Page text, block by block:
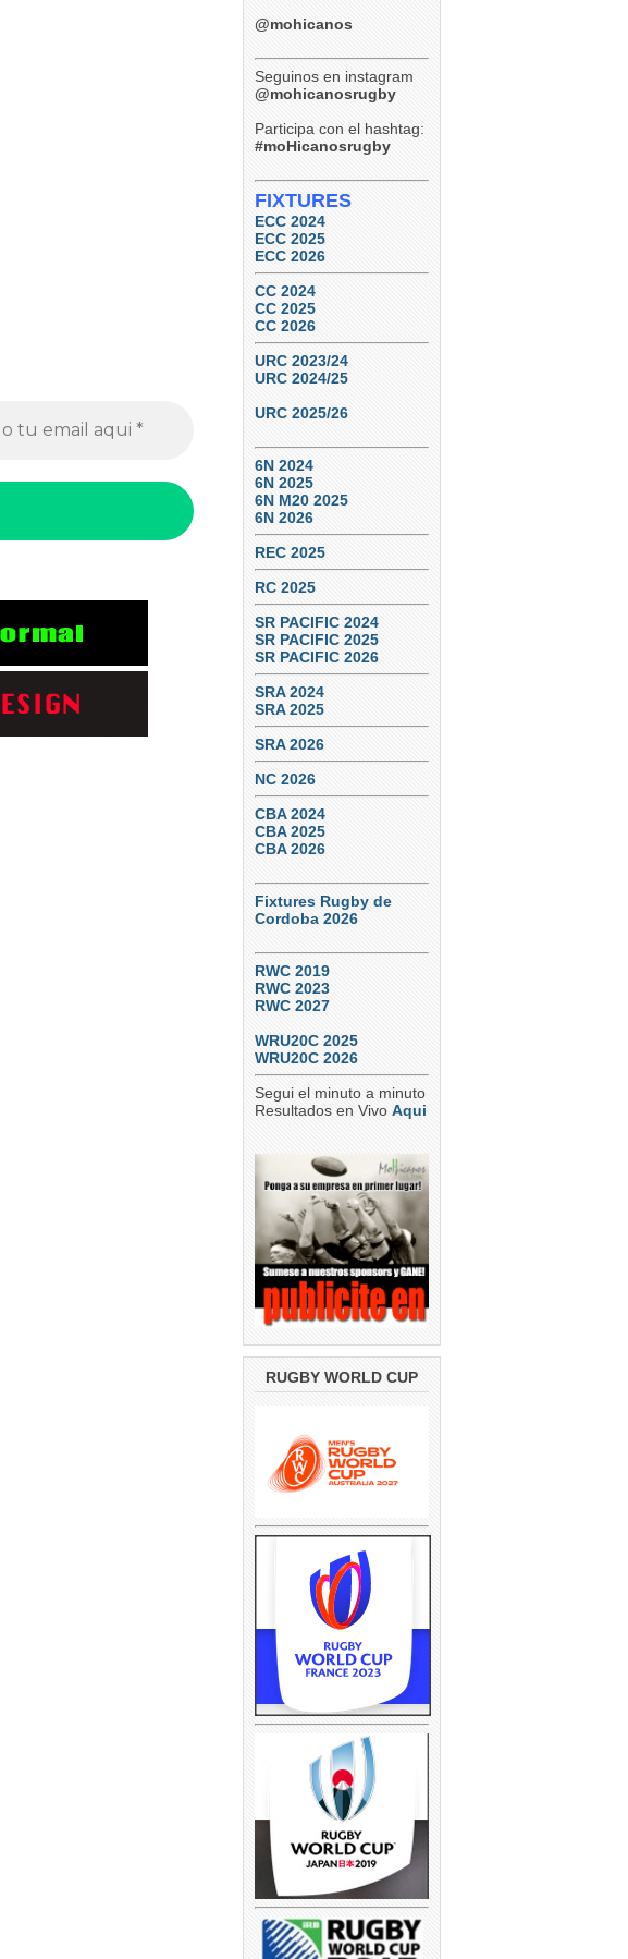
@mohicanos
Seguinos en instagram
@mohicanosrugby
Participa con el hashtag:
#moHicanosrugby
FIXTURES
ECC 2024
ECC 2025
ECC 2026
CC 2024
CC 2025
CC 2026
URC 2023/24
URC 2024/25
URC 2025/26
6N 2024
6N 2025
6N M20 2025
6N 2026
REC 2025
RC 2025
SR PACIFIC 2024
SR PACIFIC 2025
SR PACIFIC 2026
SRA 2024
SRA 2025
SRA 2026
NC 2026
CBA 2024
CBA 2025
CBA 2026
Fixtures Rugby de
Cordoba 2026
RWC 2019
RWC 2023
RWC 2027
WRU20C 2025
WRU20C 2026
Segui el minuto a minuto
Resultados en Vivo Aqui
RUGBY WORLD CUP